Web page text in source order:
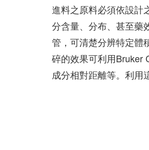
進料之原料必須依設計
分含量、分布、甚至藥
管，可清楚分辨特定體
碎的效果可利用Bruker
成分相對距離等。利用